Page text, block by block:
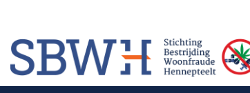
1 Login or create new account.
If you still have problems, please let us